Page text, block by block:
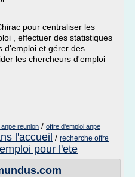
pour centraliser les
, effectuer des statistiques
d'emploi et gérer des
les chercheurs d'emploi
reunion / offre d'emploi anpe
l'accueil / recherche offre
pour l'ete